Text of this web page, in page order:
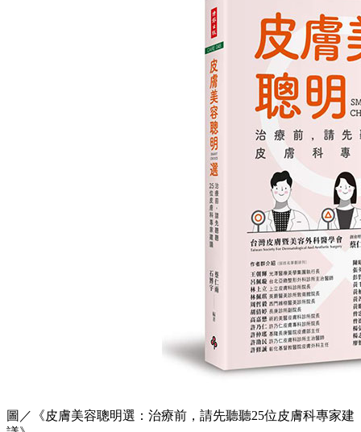
圖／《皮膚美容聰明選：治療前，請先聽聽25位皮膚科專家建